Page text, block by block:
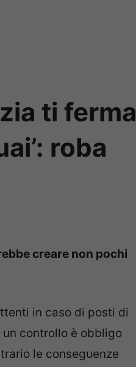
ti ferma
roba
creare non pochi
in caso di posti di
controllo è obbligo
le conseguenze